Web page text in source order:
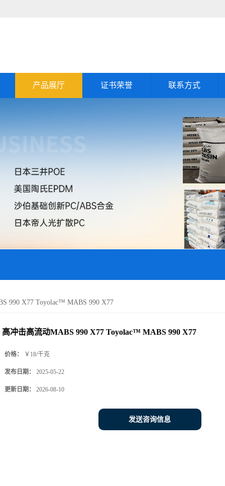
产品展厅 证书荣誉 联系方式
990 X77 Toyolac™ MABS 990 X77
高冲击高流动MABS 990 X77 Toyolac™ MABS 990 X77
价格： ￥18/千克
发布日期： 2025-05-22
更新日期： 2026-08-10
发送咨询信息